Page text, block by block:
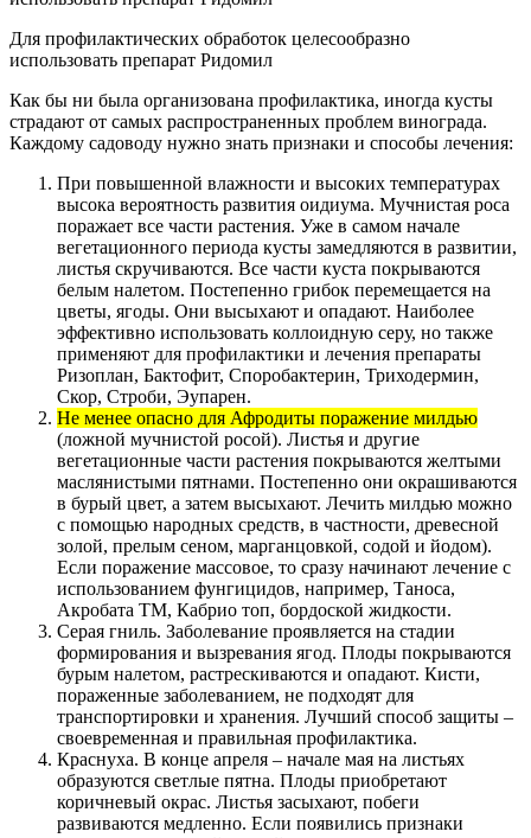
Для профилактических обработок целесообразно
использовать препарат Ридомил
Как бы ни была организована профилактика, иногда кусты
страдают от самых распространенных проблем винограда.
Каждому садоводу нужно знать признаки и способы лечения:
При повышенной влажности и высоких температурах
высока вероятность развития оидиума. Мучнистая роса
поражает все части растения. Уже в самом начале
вегетационного периода кусты замедляются в развитии,
листья скручиваются. Все части куста покрываются
белым налетом. Постепенно грибок перемещается на
цветы, ягоды. Они высыхают и опадают. Наиболее
эффективно использовать коллоидную серу, но также
применяют для профилактики и лечения препараты
Ризоплан, Бактофит, Споробактерин, Триходермин,
Скор, Строби, Эупарен.
Не менее опасно для Афродиты поражение милдью
(ложной мучнистой росой). Листья и другие
вегетационные части растения покрываются желтыми
маслянистыми пятнами. Постепенно они окрашиваются
в бурый цвет, а затем высыхают. Лечить милдью можно
с помощью народных средств, в частности, древесной
золой, прелым сеном, марганцовкой, содой и йодом).
Если поражение массовое, то сразу начинают лечение с
использованием фунгицидов, например, Таноса,
Акробата ТМ, Кабрио топ, бордоской жидкости.
Серая гниль. Заболевание проявляется на стадии
формирования и вызревания ягод. Плоды покрываются
бурым налетом, растрескиваются и опадают. Кисти,
пораженные заболеванием, не подходят для
транспортировки и хранения. Лучший способ защиты –
своевременная и правильная профилактика.
Краснуха. В конце апреля – начале мая на листьях
образуются светлые пятна. Плоды приобретают
коричневый окрас. Листья засыхают, побеги
развиваются медленно. Если появились признаки